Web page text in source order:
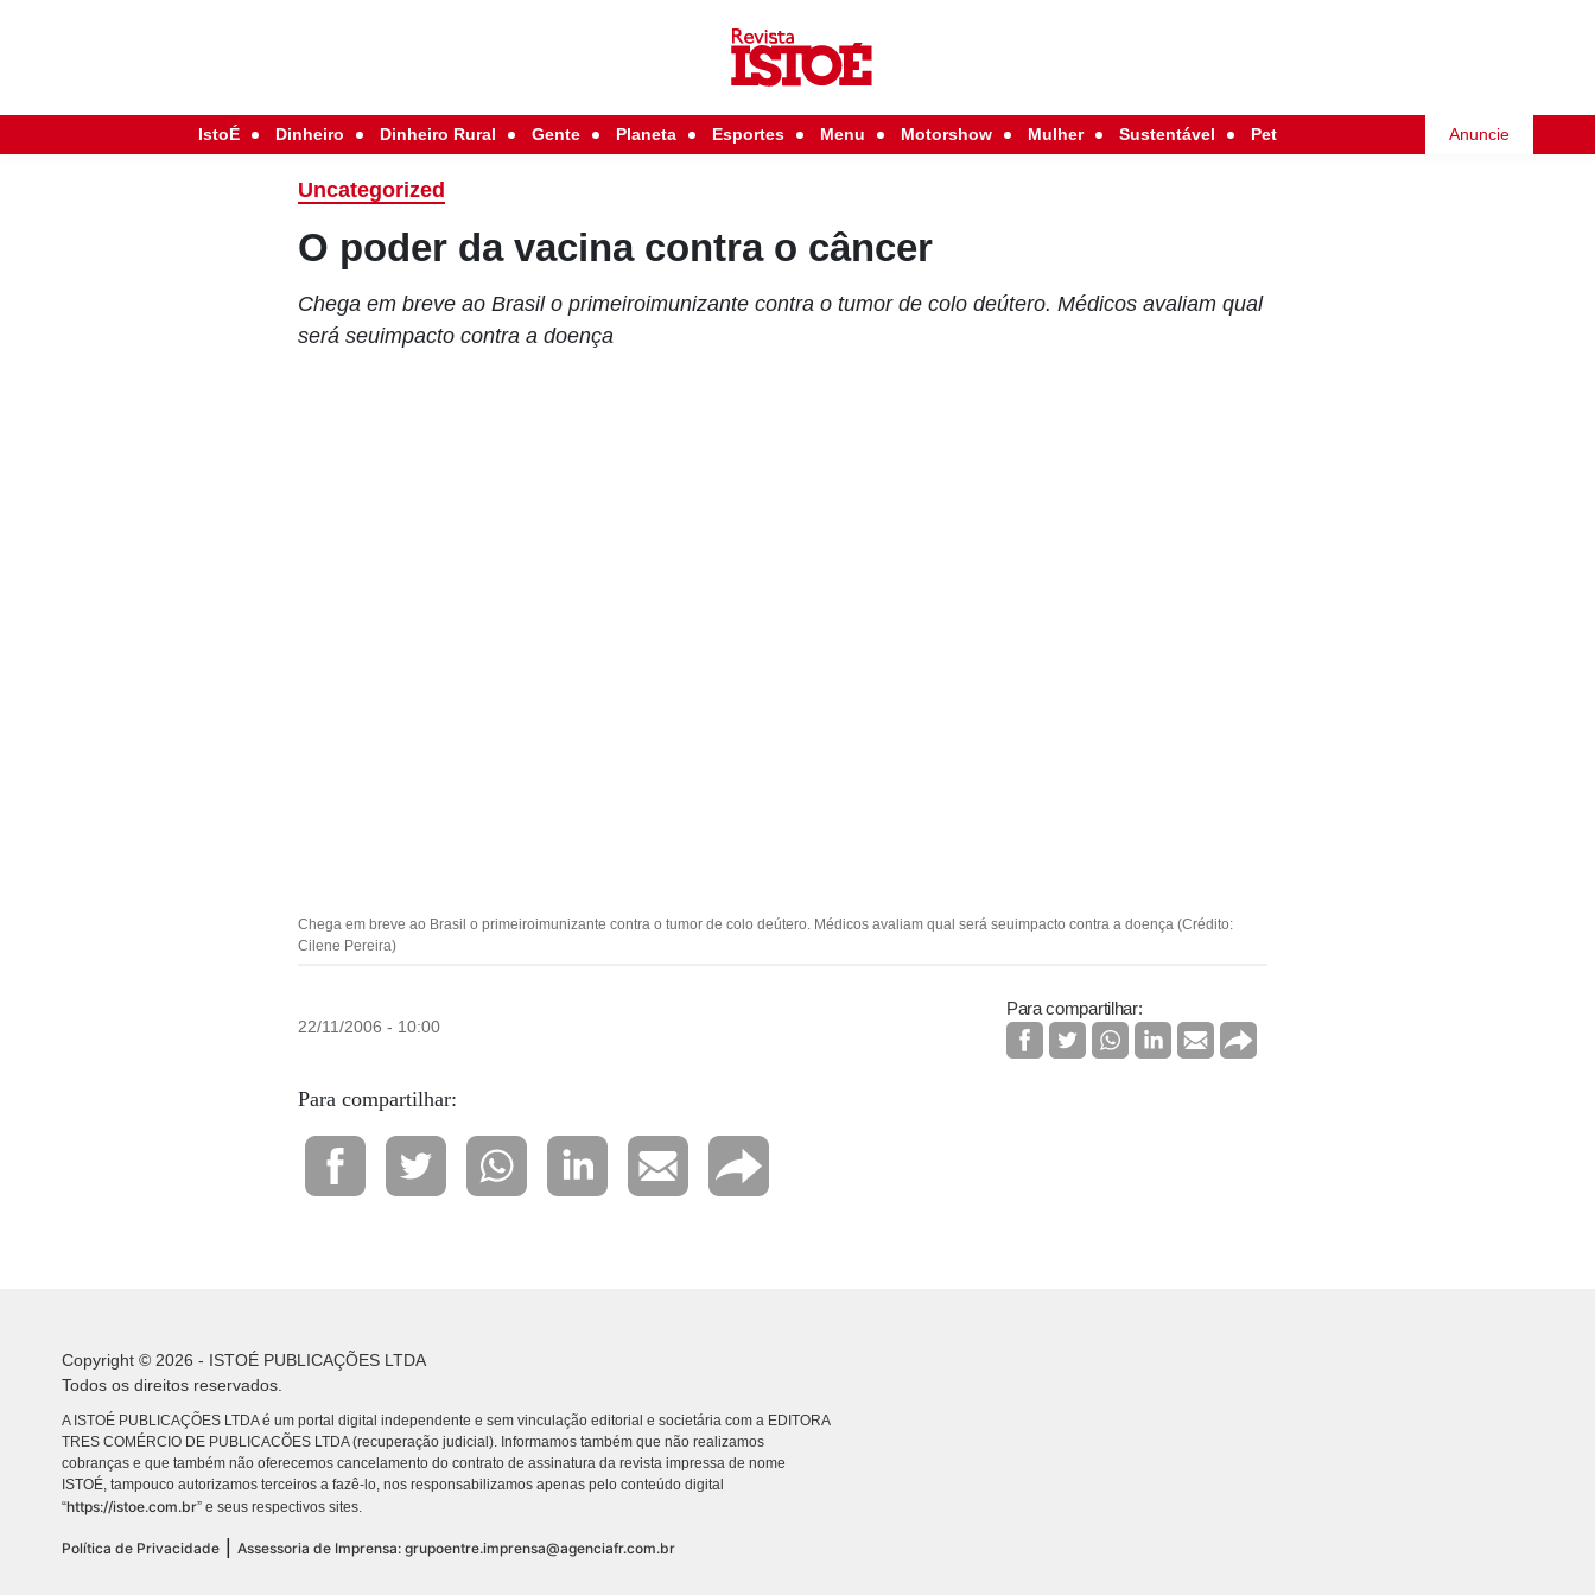
IstoÉ Dinheiro Dinheiro Rural Gente Planeta Esportes Menu Motorshow Mulher Sustentável Pet Anuncie
Uncategorized
O poder da vacina contra o câncer
Chega em breve ao Brasil o primeiroimunizante contra o tumor de colo deútero. Médicos avaliam qual
será seuimpacto contra a doença
Chega em breve ao Brasil o primeiroimunizante contra o tumor de colo deútero. Médicos avaliam qual será seuimpacto contra a doença (Crédito:
Cilene Pereira)
22/11/2006 - 10:00
Para compartilhar:
Para compartilhar:
Copyright © 2026 - ISTOÉ PUBLICAÇÕES LTDA
Todos os direitos reservados.
A ISTOÉ PUBLICAÇÕES LTDA é um portal digital independente e sem vinculação editorial e societária com a EDITORA
TRES COMÉRCIO DE PUBLICACÕES LTDA (recuperação judicial). Informamos também que não realizamos
cobranças e que também não oferecemos cancelamento do contrato de assinatura da revista impressa de nome
ISTOÉ, tampouco autorizamos terceiros a fazê-lo, nos responsabilizamos apenas pelo conteúdo digital
“https://istoe.com.br” e seus respectivos sites.
Política de Privacidade Assessoria de Imprensa: grupoentre.imprensa@agenciafr.com.br